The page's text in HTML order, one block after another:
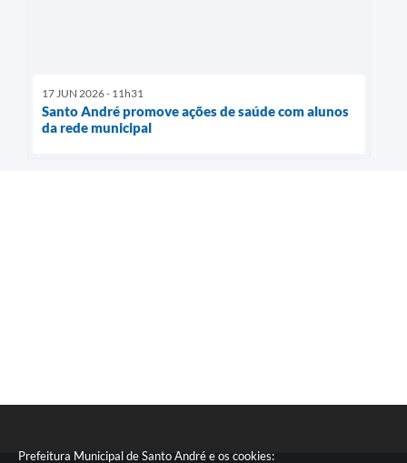
Prefeitura Municipal de Santo André e os cookies:
17 JUN 2026 - 11h31
Santo André promove ações de saúde com alunos
da rede municipal